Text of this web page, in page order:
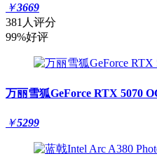
￥3669
381人评分
99%好评
万丽雪狐GeForce RTX 5070
￥5299